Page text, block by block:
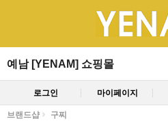
예남 [YENAM] 쇼핑몰
로그인 마이페이지
브랜드샵 구찌